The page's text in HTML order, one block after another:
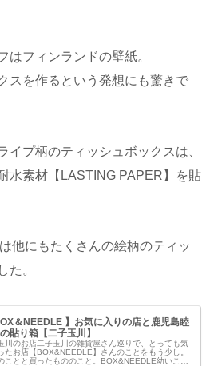
はフィンランドの壁紙。
スを作るという発想にも驚きで
イプ柄のティッシュボックスは、
水素材【LASTING PAPER】を貼
他にもたくさんの絵柄のティッ
た。
＆NEEDLE 】お気に入りの店と鹿児島睦
貼り箱【二子玉川】
川のお店二子玉川の雑貨屋さん巡りで、とっても気
たお店【BOX&NEEDLE】さんのことをもう少し。
ことと買ったもののこと。BOX&NEEDLE幼いころ